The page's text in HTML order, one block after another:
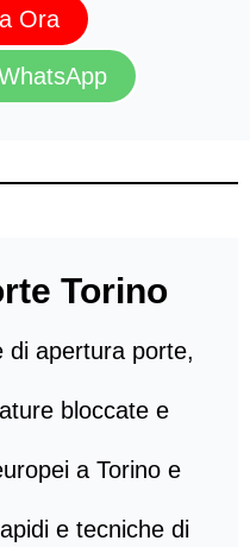
Ora
Torino
di apertura porte,
bloccate e
a Torino e
e tecniche di